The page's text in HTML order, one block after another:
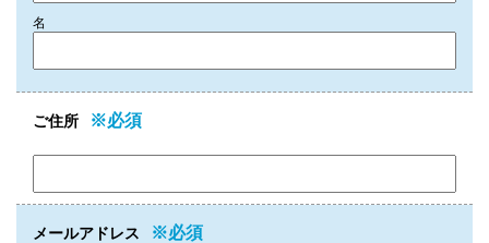
名
ご住所 ※必須
メールアドレス ※必須